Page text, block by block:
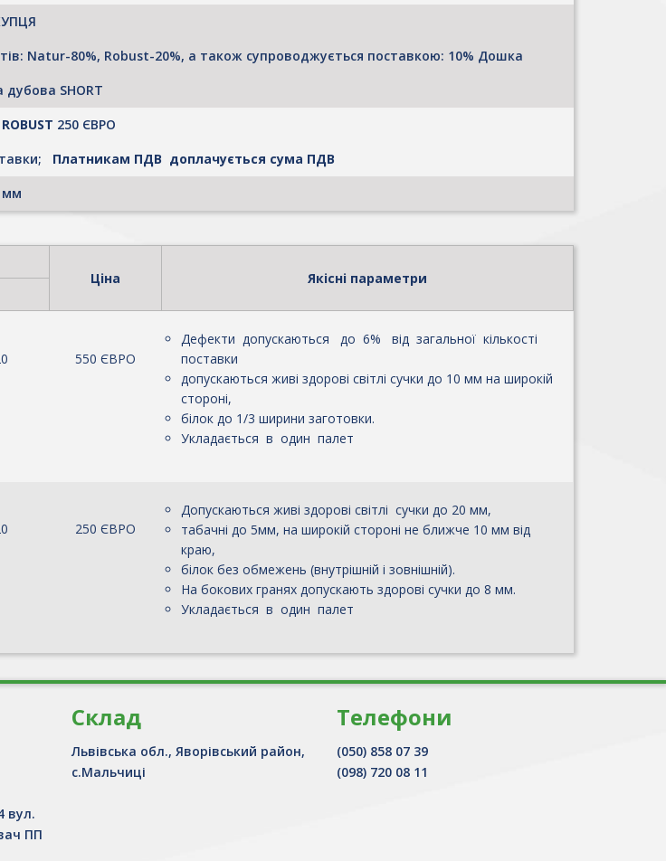
Natur-80%, Robust-20%, а також супроводжується поставкою: 10% Дошка
дубова SHORT
ROBUST 250 ЄВРО
Платникам ПДВ доплачується сума ПДВ
мм
Ціна
Якісні параметри
550 ЄВРО
Дефекти допускаються до 6% від загальної кількості
поставки
допускаються живі здорові світлі сучки до 10 мм на широкій
стороні,
білок до 1/3 ширини заготовки.
Укладається в один палет
250 ЄВРО
Допускаються живі здорові світлі сучки до 20 мм,
табачні до 5мм, на широкій стороні не ближче 10 мм від
краю,
білок без обмежень (внутрішній і зовнішній).
На бокових гранях допускають здорові сучки до 8 мм.
Укладається в один палет
вул.
ПП
Склад
Львівська обл., Яворівський район,
с.Мальчиці
Телефони
(050) 858 07 39
(098) 720 08 11